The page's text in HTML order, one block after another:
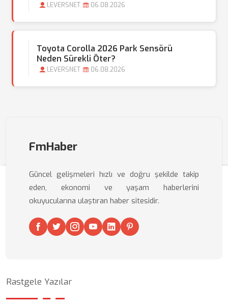
LEVERSNET 06.08.2026
Toyota Corolla 2026 Park Sensörü
Neden Sürekli Öter?
LEVERSNET 06.08.2026
FmHaber
Güncel gelişmeleri hızlı ve doğru şekilde takip
eden, ekonomi ve yaşam haberlerini
okuyucularına ulaştıran haber sitesidir.
Rastgele Yazılar